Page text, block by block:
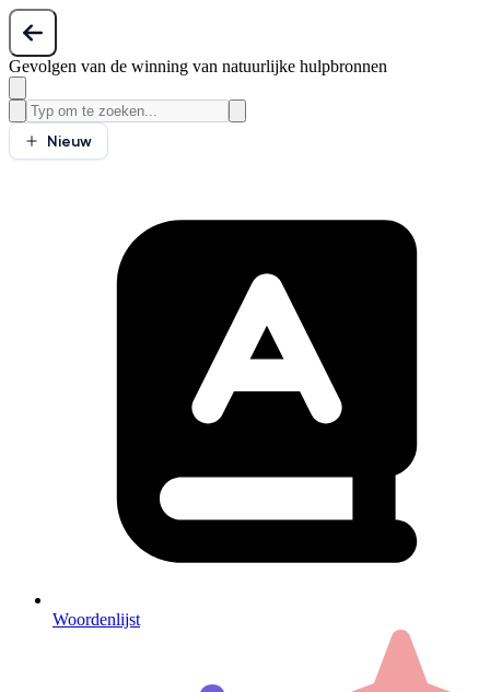
Gevolgen van de winning van natuurlijke hulpbronnen
Nieuw
Woordenlijst